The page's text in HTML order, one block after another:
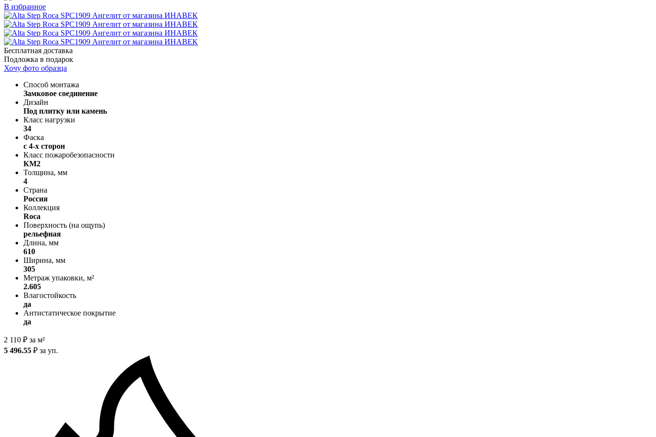
В избранное
Бесплатная доставка
Подложка в подарок
Хочу фото образца
Способ монтажа
Замковое соединение
Дизайн
Под плитку или камень
Класс нагрузки
34
Фаска
с 4-х сторон
Класс пожаробезопасности
КМ2
Толщина, мм
4
Страна
Россия
Коллекция
Roca
Поверхность (на ощупь)
рельефная
Длина, мм
610
Ширина, мм
305
Метраж упаковки, м²
2.605
Влагостойкость
да
Антистатическое покрытие
да
2 110 ₽ за м²
5 496.55 ₽ за уп.